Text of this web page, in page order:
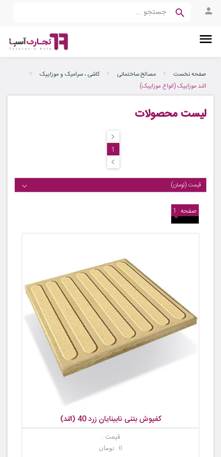
صفحه نخست مصالح ساختمانی
کاشی ، سرامیک و موزاییک
الند موزاییک (انواع موزاییک)
لیست محصولات
1
قیمت (تومان)
صفحه 1
کفپوش بتنی نابینایان زرد 40 (الند)
قیمت :
0 تومان